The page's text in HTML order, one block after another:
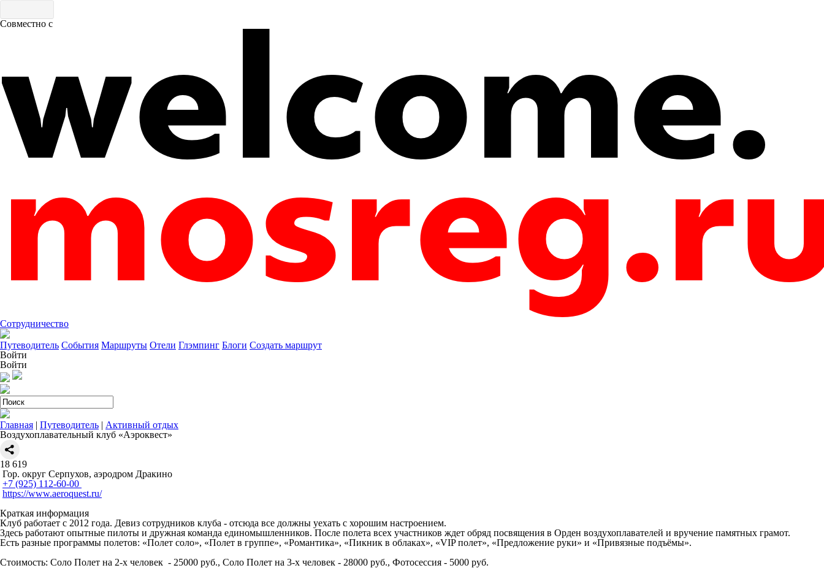
Совместно с
Сотрудничество
Путеводитель События Маршруты Отели Глэмпинг Блоги Создать маршрут
Войти
Войти
Главная | Путеводитель | Активный отдых
Воздухоплавательный клуб «Аэроквест»
18 619
Гор. округ Серпухов, аэродром Дракино ​
+7 (925) 112-60-00 ​
https://www.aeroquest.ru/
Краткая информация
Клуб работает с 2012 года. Девиз сотрудников клуба - отсюда все должны уехать с хорошим настроением.
Здесь работают опытные пилоты и дружная команда единомышленников. После полета всех участников ждет обряд посвящения в Орден воздухоплавателей и вручение памятных грамот.
Есть разные программы полетов: «Полет соло», «Полет в группе», «Романтика», «Пикник в облаках», «VIP полет», «Предложение руки» и «Привязные подъёмы».
Стоимость: Соло Полет на 2-х человек - 25000 руб., Соло Полет на 3-х человек - 28000 руб., Фотосессия - 5000 руб.